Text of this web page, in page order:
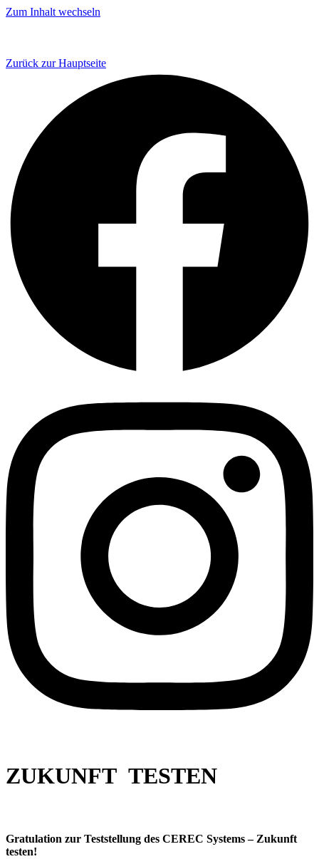
Zum Inhalt wechseln
Zurück zur Hauptseite
ZUKUNFT TESTEN​
Gratulation zur Teststellung des CEREC Systems – Zukunft
testen!